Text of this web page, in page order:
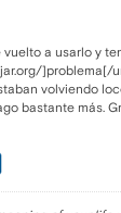
a usarlo y
]problema[/
volviendo
bastante más.